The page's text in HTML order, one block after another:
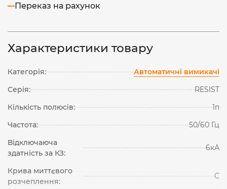
Переказ на рахунок
Характеристики товару
Категорія:
Автоматичні вимикачі
Серія:
RESIST
Кількість полюсів:
1п
Частота:
50/60 Гц
Відключаюча
здатність за КЗ:
6кА
Крива миттєвого
розчеплення:
С